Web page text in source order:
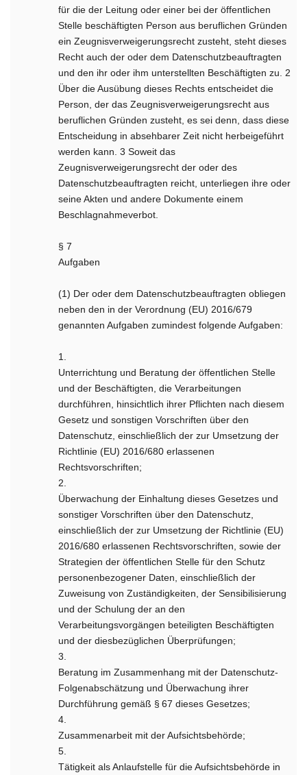
für die der Leitung oder einer bei der öffentlichen
Stelle beschäftigten Person aus beruflichen Gründen
ein Zeugnisverweigerungsrecht zusteht, steht dieses
Recht auch der oder dem Datenschutzbeauftragten
und den ihr oder ihm unterstellten Beschäftigten zu. 2
Über die Ausübung dieses Rechts entscheidet die
Person, der das Zeugnisverweigerungsrecht aus
beruflichen Gründen zusteht, es sei denn, dass diese
Entscheidung in absehbarer Zeit nicht herbeigeführt
werden kann. 3 Soweit das
Zeugnisverweigerungsrecht der oder des
Datenschutzbeauftragten reicht, unterliegen ihre oder
seine Akten und andere Dokumente einem
Beschlagnahmeverbot.
§ 7
Aufgaben
(1) Der oder dem Datenschutzbeauftragten obliegen
neben den in der Verordnung (EU) 2016/679
genannten Aufgaben zumindest folgende Aufgaben:
1.
Unterrichtung und Beratung der öffentlichen Stelle
und der Beschäftigten, die Verarbeitungen
durchführen, hinsichtlich ihrer Pflichten nach diesem
Gesetz und sonstigen Vorschriften über den
Datenschutz, einschließlich der zur Umsetzung der
Richtlinie (EU) 2016/680 erlassenen
Rechtsvorschriften;
2.
Überwachung der Einhaltung dieses Gesetzes und
sonstiger Vorschriften über den Datenschutz,
einschließlich der zur Umsetzung der Richtlinie (EU)
2016/680 erlassenen Rechtsvorschriften, sowie der
Strategien der öffentlichen Stelle für den Schutz
personenbezogener Daten, einschließlich der
Zuweisung von Zuständigkeiten, der Sensibilisierung
und der Schulung der an den
Verarbeitungsvorgängen beteiligten Beschäftigten
und der diesbezüglichen Überprüfungen;
3.
Beratung im Zusammenhang mit der Datenschutz-
Folgenabschätzung und Überwachung ihrer
Durchführung gemäß § 67 dieses Gesetzes;
4.
Zusammenarbeit mit der Aufsichtsbehörde;
5.
Tätigkeit als Anlaufstelle für die Aufsichtsbehörde in